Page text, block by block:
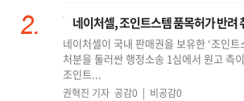
네이처셀, 조인트스템 품목허가 반려
네이처셀이 국내 판매권을 보유한 ‘조인트
처분을 둘러싼 행정소송 1심에서 원고 측
조인트...
권혁진 기자 공감0 | 비공감0